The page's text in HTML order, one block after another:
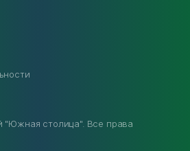
"Южная столица". Все права